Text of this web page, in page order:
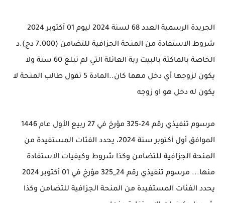
الجريدة الرسمية العدد 68 لسنة 2024 ليوم 01 آكتوبر 2024
شروط الاستفادة من المنحة الجزافية للتضامن (7.000 دج).د
الخاصة بالماكثة بالبيت ربة العائلة التي لم تبلغ 60 سنة ولا
يكون لزوجها أي دخل مهما كان..المادة 5 تقول طالب المنحة لا
يكون له دخل هو او زوجه
مرسوم تنفيذي رقم 24-325 مؤرخ في 27 ربيع الأول عام 1446
الموافق أول أكتوبر سنة 2024، يحدد الفئات المستفيدة من
المنحة الجزافية للتضامن وكذا شروط وكيفيات الاستفادة
منها... مرسوم تنفيذي رقم 24_325 مؤرخ في 01 أكتوبر 2024
يحدد الفئات المستفيدة من المنحة الجزافية للتضامن وكذا